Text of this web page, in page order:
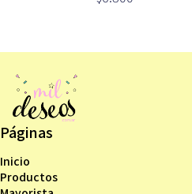
Páginas
Inicio
Productos